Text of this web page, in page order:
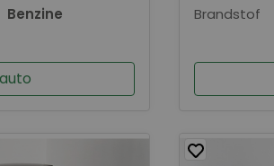
Benzine
Brandstof